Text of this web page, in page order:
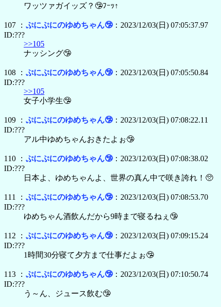
ワッツァガイッズ？🤥ﾌｰｯ↑
107 ： ぷにぷにのゆめちゃん🤥：2023/12/03(日) 07:05:37.97
ID:???
>>105
ナッシング🤥
108 ： ぷにぷにのゆめちゃん🤥：2023/12/03(日) 07:05:50.84
ID:???
>>105
女子小学生🤥
109 ： ぷにぷにのゆめちゃん🤥：2023/12/03(日) 07:08:22.11
ID:???
アル中ゆめちゃんおきたよぉ🤥
110 ： ぷにぷにのゆめちゃん🤥：2023/12/03(日) 07:08:38.02
ID:???
日本よ、ゆめちゃんよ、世界の真ん中で咲き誇れ！🥺
111 ： ぷにぷにのゆめちゃん🤥：2023/12/03(日) 07:08:53.70
ID:???
ゆめちゃん酒飲んだから9時まで寝るねぇ🤥
112 ： ぷにぷにのゆめちゃん🤥：2023/12/03(日) 07:09:15.24
ID:???
1時間30分寝て夕方まで仕事だよぉ🤥
113 ： ぷにぷにのゆめちゃん🤥：2023/12/03(日) 07:10:50.74
ID:???
う～ん、ジュース飲む🤥